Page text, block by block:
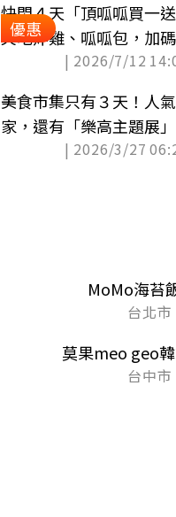
優惠
快閃４天「頂呱呱買一
爽吃炸雞、呱呱包，加
| 2026/7/12
美食市集只有３天！人
家，還有「樂高主題展
| 2026/3/27
MoMo海苔
台北市
莫果meo geo
台中市